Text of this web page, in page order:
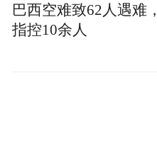
巴西空难致62人遇难
指控10余人